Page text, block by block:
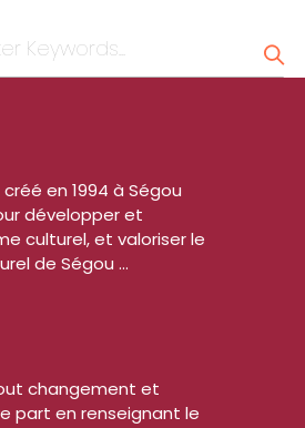
créé en 1994 à Ségou
développer et
culturel, et valoriser le
de Ségou ...
changement et
part en renseignant le